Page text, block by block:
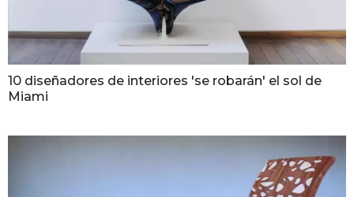
10 diseñadores de interiores 'se robarán' el sol de
Miami